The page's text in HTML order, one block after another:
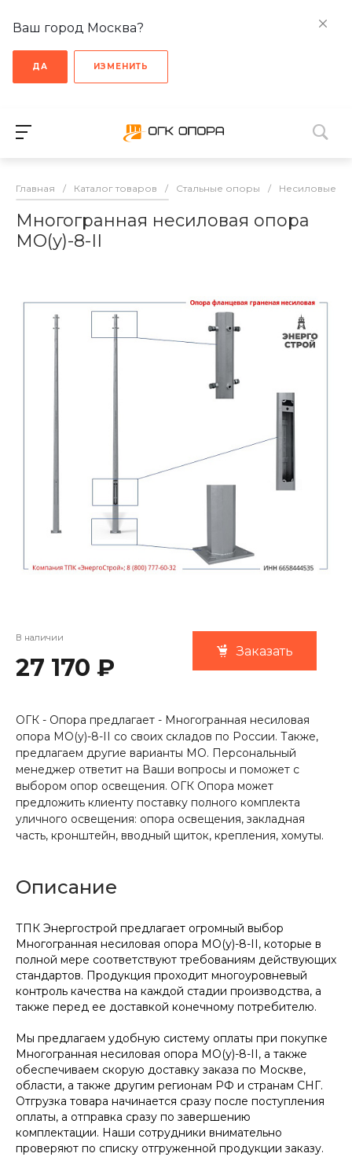
Ваш город Москва?
ДА ИЗМЕНИТЬ
Главная / Каталог товаров / Стальные опоры / Несиловые
Многогранная несиловая опора
МО(у)-8-II
В наличии
27 170 ₽
Заказать
ОГК - Опора предлагает - Многогранная несиловая
опора МО(у)-8-II со своих складов по России. Также,
предлагаем другие варианты МО. Персональный
менеджер ответит на Ваши вопросы и поможет с
выбором опор освещения. ОГК Опора может
предложить клиенту поставку полного комплекта
уличного освещения: опора освещения, закладная
часть, кронштейн, вводный щиток, крепления, хомуты.
Описание
ТПК Энергострой предлагает огромный выбор
Многогранная несиловая опора МО(у)-8-II, которые в
полной мере соответствуют требованиям действующих
стандартов. Продукция проходит многоуровневый
контроль качества на каждой стадии производства, а
также перед ее доставкой конечному потребителю.
Мы предлагаем удобную систему оплаты при покупке
Многогранная несиловая опора МО(у)-8-II, а также
обеспечиваем скорую доставку заказа по Москве,
области, а также другим регионам РФ и странам СНГ.
Отгрузка товара начинается сразу после поступления
оплаты, а отправка сразу по завершению
комплектации. Наши сотрудники внимательно
проверяют по списку отгруженной продукции заказу.